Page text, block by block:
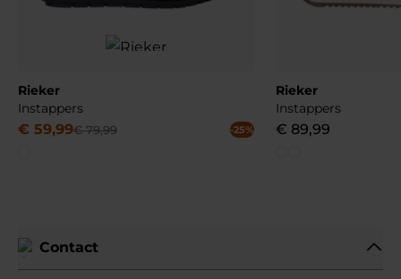
Rieker
Instappers
€ 59,99€ 79,99 -25%
Rieker
Instappers
€ 89,99
Contact